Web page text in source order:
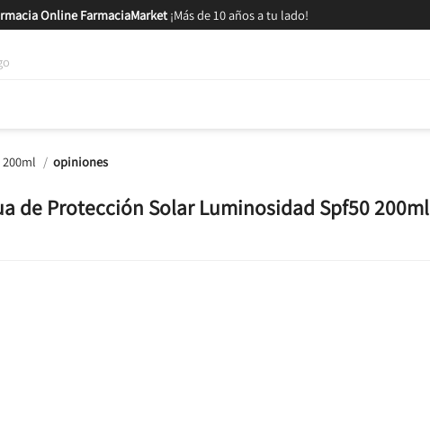
Online FarmaciaMarket¡Más de 10 años a tu lado!
opiniones
de Protección Solar Luminosidad Spf50 200ml